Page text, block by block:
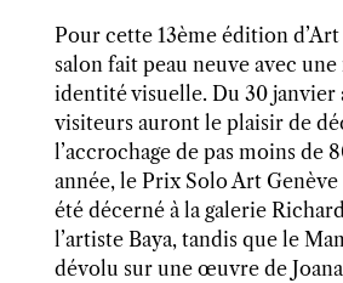
Pour cette 13ème édition
salon fait peau neuve avec
identité visuelle. Du 30 janvier
visiteurs auront le plaisir de
l’accrochage de pas moins de
année, le Prix Solo Art Genève
été décerné à la galerie
l’artiste Baya, tandis que le
dévolu sur une œuvre de